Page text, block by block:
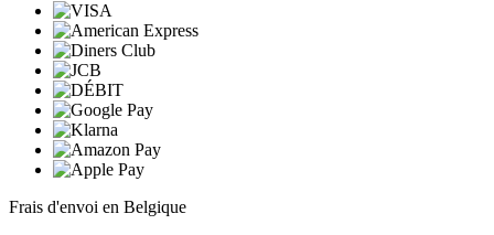
Frais d'envoi en Belgique